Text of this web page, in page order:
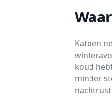
Katoen
koud
minder
nachtrust.